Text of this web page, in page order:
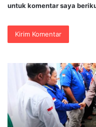
untuk komentar saya
Kapolri
Dukung
Penyusunan
RUU
Ketenagakerjaan,